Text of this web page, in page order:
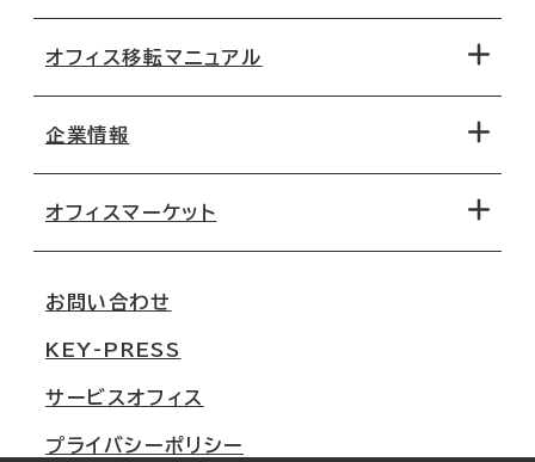
地図から探す
路線・駅から探す
オフィス移転マニュアル
移転コストシミュレーション
移転スケジュール
オフィス移転Q&A
企業情報
オフィスマーケット
大阪
名古屋
札幌
お問い合わせ
KEY-PRESS
サービスオフィス
プライバシーポリシー